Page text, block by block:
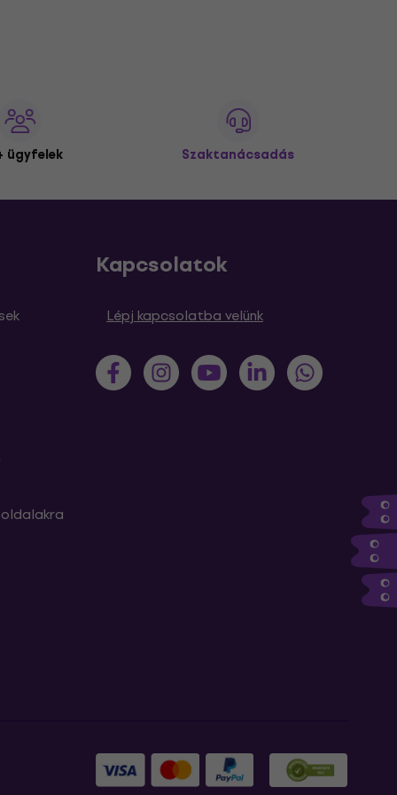
ügyfelek Szaktanácsadás
Kapcsolatok
Lépj kapcsolatba velünk